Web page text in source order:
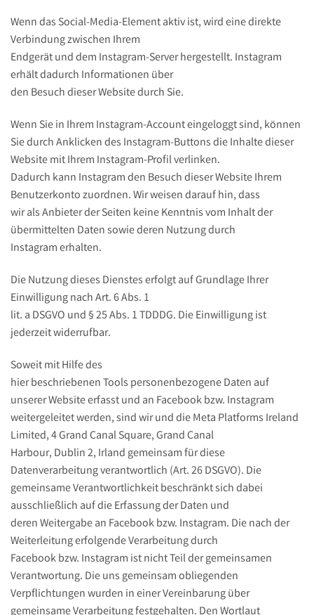
Wenn das Social-Media-Element aktiv ist, wird eine direkte
Verbindung zwischen Ihrem
Endgerät und dem Instagram-Server hergestellt. Instagram
erhält dadurch Informationen über
den Besuch dieser Website durch Sie.
Wenn Sie in Ihrem Instagram-Account eingeloggt sind, können
Sie durch Anklicken des Instagram-Buttons die Inhalte dieser
Website mit Ihrem Instagram-Profil verlinken.
Dadurch kann Instagram den Besuch dieser Website Ihrem
Benutzerkonto zuordnen. Wir weisen darauf hin, dass
wir als Anbieter der Seiten keine Kenntnis vom Inhalt der
übermittelten Daten sowie deren Nutzung durch
Instagram erhalten.
Die Nutzung dieses Dienstes erfolgt auf Grundlage Ihrer
Einwilligung nach Art. 6 Abs. 1
lit. a DSGVO und § 25 Abs. 1 TDDDG. Die Einwilligung ist
jederzeit widerrufbar.
Soweit mit Hilfe des
hier beschriebenen Tools personenbezogene Daten auf
unserer Website erfasst und an Facebook bzw. Instagram
weitergeleitet werden, sind wir und die Meta Platforms Ireland
Limited, 4 Grand Canal Square, Grand Canal
Harbour, Dublin 2, Irland gemeinsam für diese
Datenverarbeitung verantwortlich (Art. 26 DSGVO). Die
gemeinsame Verantwortlichkeit beschränkt sich dabei
ausschließlich auf die Erfassung der Daten und
deren Weitergabe an Facebook bzw. Instagram. Die nach der
Weiterleitung erfolgende Verarbeitung durch
Facebook bzw. Instagram ist nicht Teil der gemeinsamen
Verantwortung. Die uns gemeinsam obliegenden
Verpflichtungen wurden in einer Vereinbarung über
gemeinsame Verarbeitung festgehalten. Den Wortlaut